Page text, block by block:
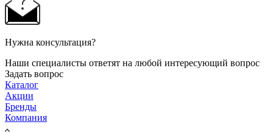
Нужна консультация?
Наши специалисты ответят на любой интересующий вопрос
Задать вопрос
Каталог
Акции
Бренды
Компания